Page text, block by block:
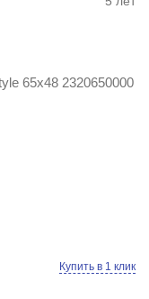
65x48 2320650000
Купить в 1 клик